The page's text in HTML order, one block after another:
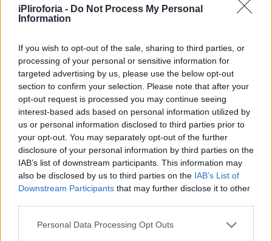
iPliroforia - Do Not Process My Personal
Information
If you wish to opt-out of the sale, sharing to third parties, or
processing of your personal or sensitive information for
targeted advertising by us, please use the below opt-out
section to confirm your selection. Please note that after your
opt-out request is processed you may continue seeing
interest-based ads based on personal information utilized by
us or personal information disclosed to third parties prior to
your opt-out. You may separately opt-out of the further
disclosure of your personal information by third parties on the
IAB’s list of downstream participants. This information may
also be disclosed by us to third parties on the IAB’s List of
Downstream Participants that may further disclose it to other
Personal Data Processing Opt Outs
Pet
Πίστη
ΕΛΛΑΔΑ
Κλαίνε όλοι στις Σέρρες: Συντετριμμένος
ο γιατρός πατέρας του 11χρονου που
σκοτώθηκε από την έκρηξη